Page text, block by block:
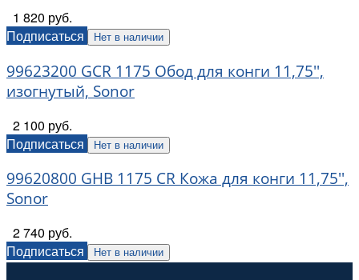
1 820 руб.
Подписаться
Нет в наличии
99623200 GCR 1175 Обод для конги 11,75'',
изогнутый, Sonor
2 100 руб.
Подписаться
Нет в наличии
99620800 GHB 1175 CR Кожа для конги 11,75'',
Sonor
2 740 руб.
Подписаться
Нет в наличии